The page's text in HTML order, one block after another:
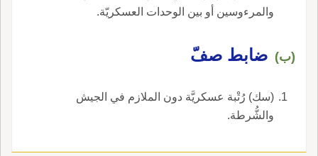
والمرءوسين أو بين الوحدات العسكريّة.
(ب) ضابط صفّ
(سك) رُتْبة عسكريَّة دون الملازم في الجيش
والشُّرطة.